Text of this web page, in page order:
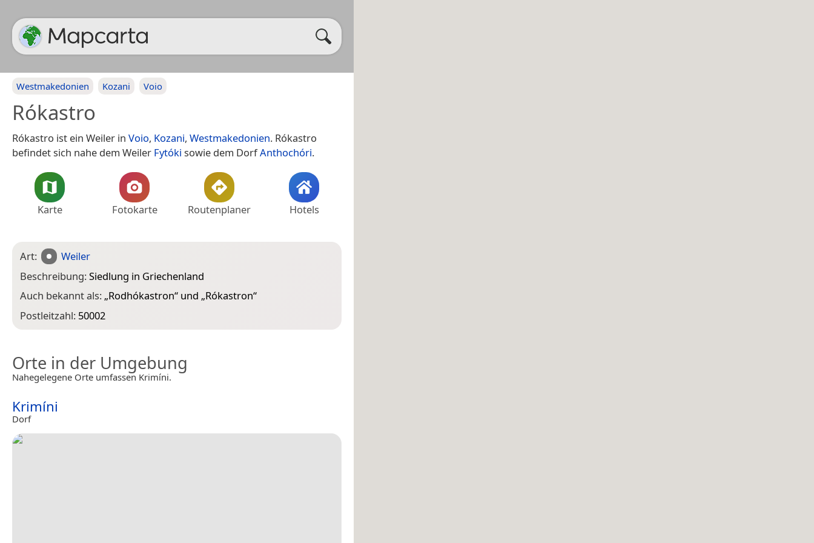
Westmakedonien Kozani Voio
Rókastro
Rókastro ist ein Weiler in Voio, Kozani, Westmakedonien. Rókastro
befindet sich nahe dem Weiler Fytóki sowie dem DorfAnthochóri.
Karte Fotokarte Routenplaner Hotels
Art:
Weiler
Beschreibung:Siedlung in Griechenland
Auch bekannt als: „Rodhókastron“ und „Rókastron“
Postleitzahl: 50002
Orte in der Umgebung
Nahegelegene Orte umfassen Krimíni.
Krimíni
Dorf